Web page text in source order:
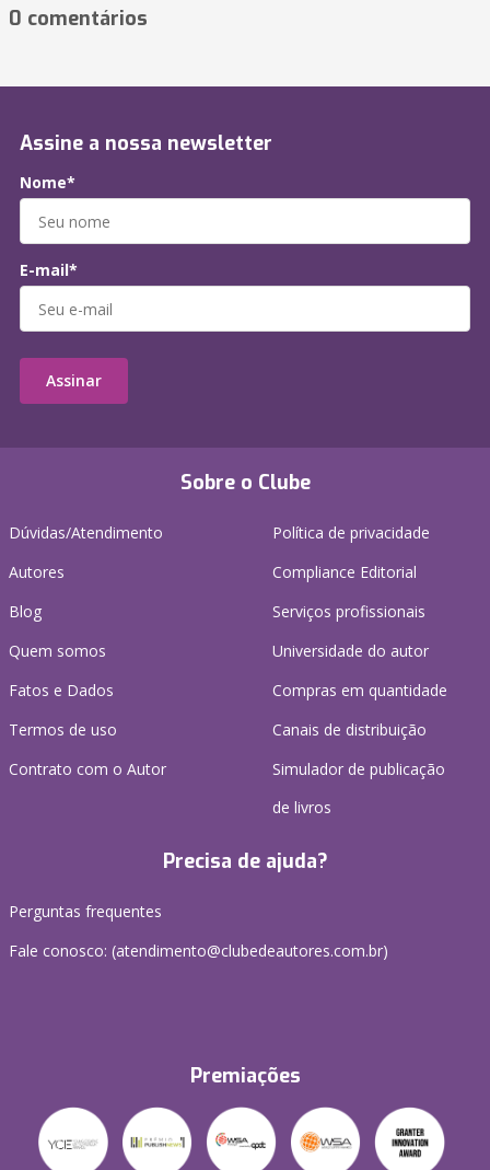
0 comentários
Sobre o Clube
Dúvidas/Atendimento
Autores
Blog
Quem somos
Fatos e Dados
Termos de uso
Contrato com o Autor
Política de privacidade
Compliance Editorial
Serviços profissionais
Universidade do autor
Compras em quantidade
Canais de distribuição
Simulador de publicação
de livros
Precisa de ajuda?
Perguntas frequentes
Fale conosco: (atendimento@clubedeautores.com.br)
Premiações
Assine a nossa newsletter
Nome*
E-mail*
Assinar